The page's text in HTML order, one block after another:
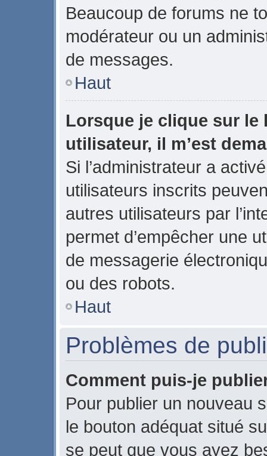
Beaucoup de forums ne
modérateur ou un
de messages.
Haut
Lorsque je clique sur le
utilisateur, il m’est
Si l’administrateur a
utilisateurs inscrits
autres utilisateurs par
permet d’empêcher une
de messagerie
ou des robots.
Haut
Problèmes de
Comment puis-je
Pour publier un nouveau
le bouton adéquat situé
se peut que vous ayez